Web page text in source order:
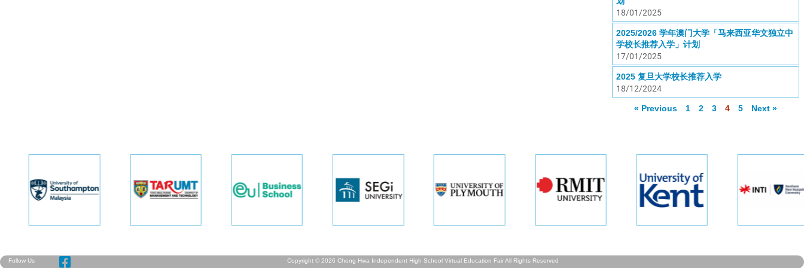
18/01/2025
2025/2026 学年澳门大学「马来西亚华文独立中
学校长推荐入学」计划
17/01/2025
2025 复旦大学校长推荐入学
18/12/2024
« Previous 1 2 3 4 5 Next »
Follow Us Copyright © 2026 Chong Hwa Independent High School Virtual Education Fair All Rights Reserved